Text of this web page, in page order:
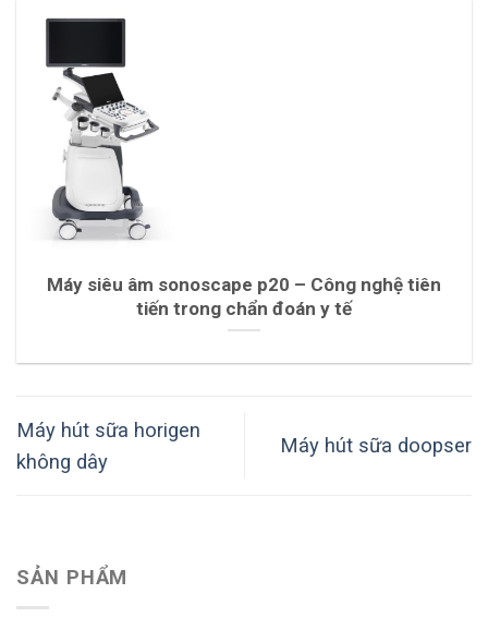
Máy siêu âm sonoscape p20 – Công nghệ tiên
tiến trong chẩn đoán y tế
Máy hút sữa horigen
không dây
Máy hút sữa doopser
SẢN PHẨM